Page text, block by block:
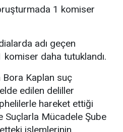
1 komiser
adı geçen
daha tutuklandı.
Bora Kaplan suç
edilen deliller
hareket ettiği
Suçlarla Mücadele Şube